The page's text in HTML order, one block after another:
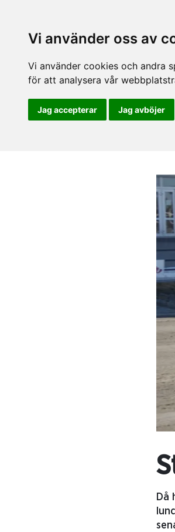
Vi använder oss av
Vi använder cookies och andra
för att analysera vår
Jag accepterar Jag avböjer
Då